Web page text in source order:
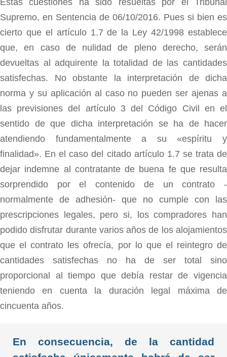
Estas cuestiones ha sido resueltas por el Tribunal
Supremo, en Sentencia de 06/10/2016. Pues si bien es
cierto que el artículo 1.7 de la Ley 42/1998 establece
que, en caso de nulidad de pleno derecho, serán
devueltas al adquirente la totalidad de las cantidades
satisfechas. No obstante la interpretación de dicha
norma y su aplicación al caso no pueden ser ajenas a
las previsiones del artículo 3 del Código Civil en el
sentido de que dicha interpretación se ha de hacer
atendiendo fundamentalmente a su «espíritu y
finalidad». En el caso del citado artículo 1.7 se trata de
dejar indemne al contratante de buena fe que resulta
sorprendido por el contenido de un contrato -
normalmente de adhesión- que no cumple con las
prescripciones legales, pero si, los compradores han
podido disfrutar durante varios años de los alojamientos
que el contrato les ofrecía, por lo que el reintegro de
cantidades satisfechas no ha de ser total sino
proporcional al tiempo que debía restar de vigencia
teniendo en cuenta la duración legal máxima de
cincuenta años.
En consecuencia, de la cantidad